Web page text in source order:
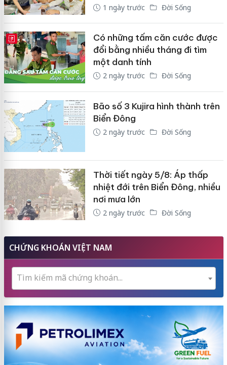
1 ngày trước Đời Sống
E-MAGAZINE
Có những tấm căn cước được
đổi bằng nhiều tháng đi tìm
một danh tính
2 ngày trước Đời Sống
Bão số 3 Kujira hình thành trên
Biển Đông
2 ngày trước Đời Sống
Thời tiết ngày 5/8: Áp thấp
nhiệt đới trên Biển Đông, nhiều
nơi mưa lớn
2 ngày trước Đời Sống
CHỨNG KHOÁN VIỆT NAM
Tìm kiếm mã chứng khoán...